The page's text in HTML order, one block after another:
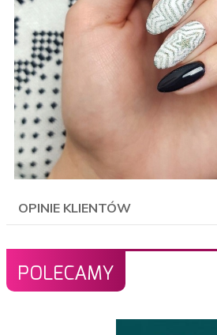
OPINIE KLIENTÓW
POLECAMY